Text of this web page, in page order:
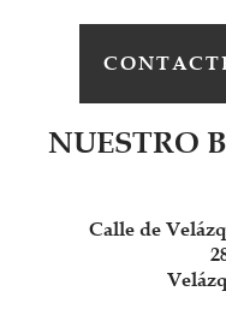
NUESTRO
Calle de